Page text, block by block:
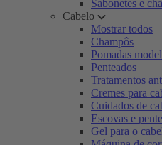
Sabonetes e
Cabelo
Mostrar todos
Champôs
Pomadas
Penteados
Tratamentos
Cremes para
Cuidados de
Escovas e
Gel para o